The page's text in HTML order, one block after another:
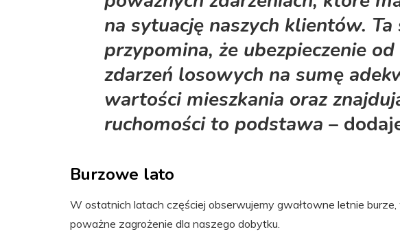
na sytuację naszych klientów. Ta
przypomina, że ubezpieczenie
zdarzeń losowych na sumę
wartości mieszkania oraz
ruchomości to podstawa –
Burzowe lato
W ostatnich latach częściej obserwujemy gwałtowne letnie burze,
poważne zagrożenie dla naszego dobytku.